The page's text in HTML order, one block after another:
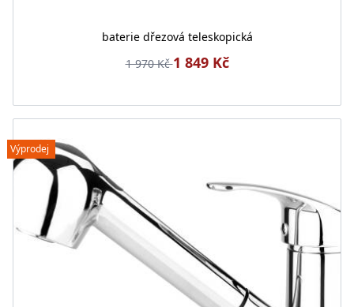
baterie dřezová teleskopická
1 970 Kč1 849 Kč
Výprodej